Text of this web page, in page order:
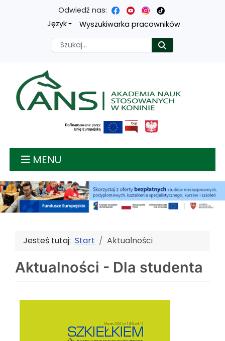
Przejdź
treści
głównej
Przejdź
menu
nawigacyjnego
Przejdź
wyszukiwarki
Przejdź
mapy
strony
Odwiedź nas:
Język
Wyszukiwarka pracowników
Szukaj
Akademia nauk
MENU
Jesteś tutaj:Start Aktualności
Aktualności - Dla studenta